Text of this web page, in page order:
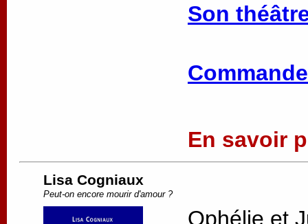
Son
En savoir
Lisa Cogniaux
Peut-on encore mourir d'amour ?
Ophélie et